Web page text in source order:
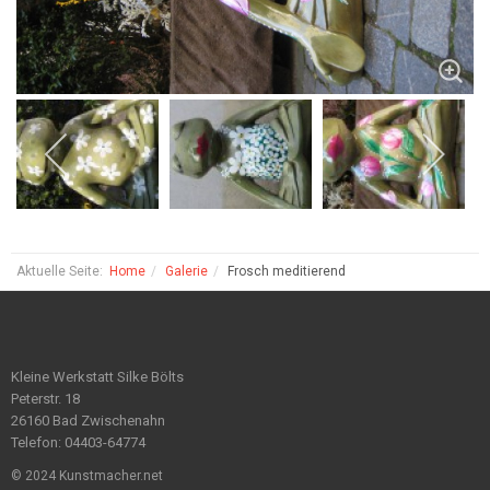
Aktuelle Seite: Home Galerie Frosch meditierend
Kleine Werkstatt Silke Bölts
Peterstr. 18
26160 Bad Zwischenahn
Telefon: 04403-64774
© 2024 Kunstmacher.net